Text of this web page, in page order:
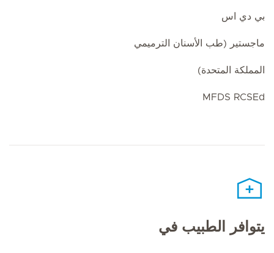
بي دي اس
ماجستير (طب الأسنان الترميمي
المملكة المتحدة)
MFDS RCSEd
يتوافر الطبيب في